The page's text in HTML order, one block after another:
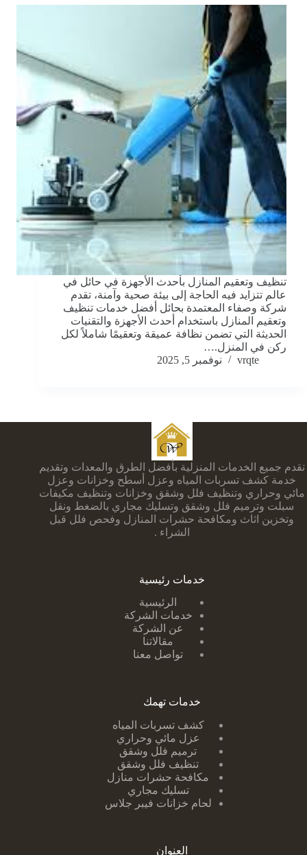
تنظيف وتعقيم المنازل بأحدث الأجهزة في حائل في
عالم تتزايد فيه الحاجة إلى بيئة صحية وآمنة، تقدم
شركة وصفاء المعتمدة بحائل أفضل خدمات تنظيف
وتعقيم المنازل باستخدام أحدث الأجهزة والتقنيات
الحديثة التي تضمن نظافة عميقة وتعقيمًا شاملاً لكل
ركن في المنزل.…
vrqte
نوفمبر 5, 2025
تقدم جميع الخدمات المنزلية بأفضل الطرق والمعدات وتقديم
خدمة كشف تسربات المياه وعزل أسطح وخزانات وعزل
مائي وحراري وتنظيف فلل وشقق وخزانات وتنظيف مكيفات
سبلت وترميم فلل وشقق وتسليك مجاري بالضغط ونقل
وتخزين اثاث ومكافحة حشرات المنازل وفحص فلل قبل
الشراء .
خدمات رئيسية
الرئيسية
خدمات الشركة
عن الشركة
مقالاتنا
تواصل معنا
خدمات تهمك
كشف تسربات ا لمياه
عزل مائي وحراري
ترميم فلل وشقق
تنظيف فلل وشقق
مكافحة حشرات منازل
تسليك مجاري
لحام خزانات فيبر جلاس
العنوان